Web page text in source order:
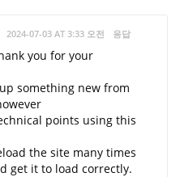
2024-07-03 AT 3:33 오전 응답
you for your
something new from
points using this
the site many times
get it to load correctly.